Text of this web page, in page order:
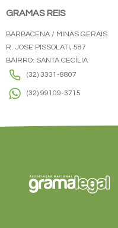
GRAMAS REIS
BARBACENA / MINAS GERAIS
R. JOSE PISSOLATI, 587
BAIRRO: SANTA CECÍLIA
(32) 3331-8807
(32) 99109-3715